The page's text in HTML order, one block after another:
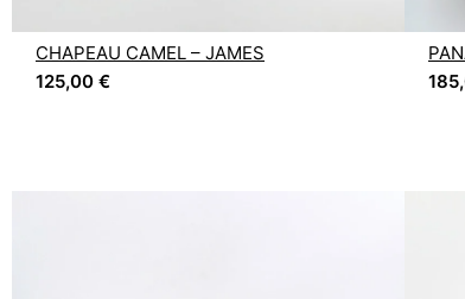
CHAPEAU CAMEL – JAMES
125,00 €